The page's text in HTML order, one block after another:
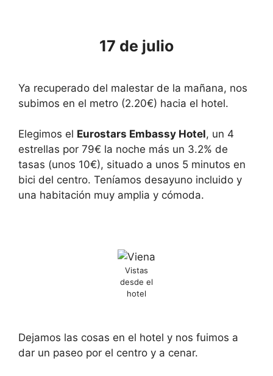
17 de julio
Ya recuperado del malestar de la mañana, nos
subimos en el metro (2.20€) hacia el hotel.
Elegimos el Eurostars Embassy Hotel, un 4
estrellas por 79€ la noche más un 3.2% de
tasas (unos 10€), situado a unos 5 minutos en
bici del centro. Teníamos desayuno incluido y
una habitación muy amplia y cómoda.
Vistas
desde el
hotel
Dejamos las cosas en el hotel y nos fuimos a
dar un paseo por el centro y a cenar.